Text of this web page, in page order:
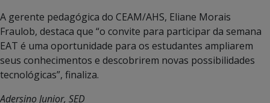
A gerente pedagógica do CEAM/AHS, Eliane Morais
Fraulob, destaca que “o convite para participar da semana
EAT é uma oportunidade para os estudantes ampliarem
seus conhecimentos e descobrirem novas possibilidades
tecnológicas”, finaliza.
Adersino Junior, SED